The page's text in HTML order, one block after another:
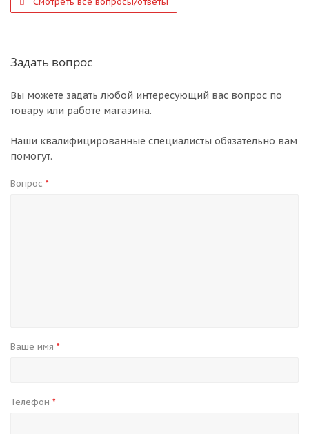
Задать вопрос
Вы можете задать любой интересующий вас вопрос по
товару или работе магазина.
Наши квалифицированные специалисты обязательно вам
помогут.
Вопрос *
Ваше имя *
Телефон *